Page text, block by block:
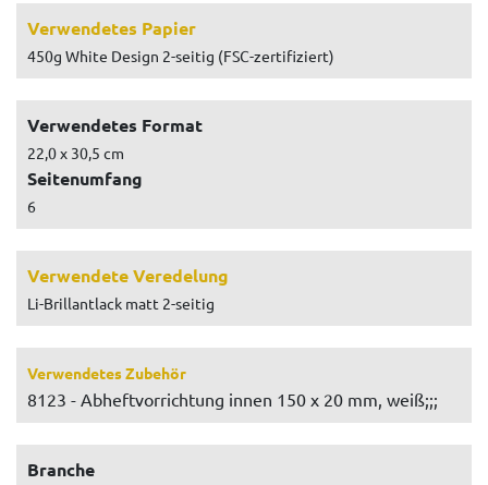
Verwendetes Papier
450g White Design 2-seitig (FSC-zertifiziert)
Verwendetes Format
22,0 x 30,5 cm
Seitenumfang
6
Verwendete Veredelung
Li-Brillantlack matt 2-seitig
Verwendetes Zubehör
8123 - Abheftvorrichtung innen 150 x 20 mm, weiß;;;
Branche